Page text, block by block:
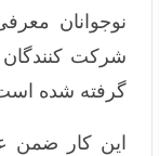
نوجوانان
شرکت
گرفته شده
این کار ضمن